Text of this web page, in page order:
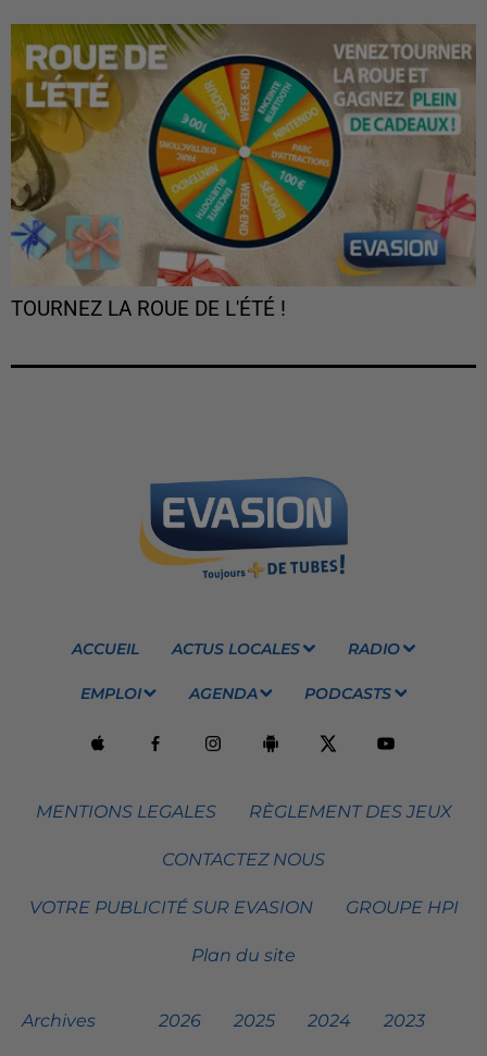
TOURNEZ LA ROUE DE L'ÉTÉ !
ACCUEIL ACTUS LOCALES RADIO
EMPLOI AGENDA PODCASTS
MENTIONS LEGALES RÈGLEMENT DES JEUX
CONTACTEZ NOUS
VOTRE PUBLICITÉ SUR EVASION GROUPE HPI
Plan du site
Archives 2026 2025 2024 2023